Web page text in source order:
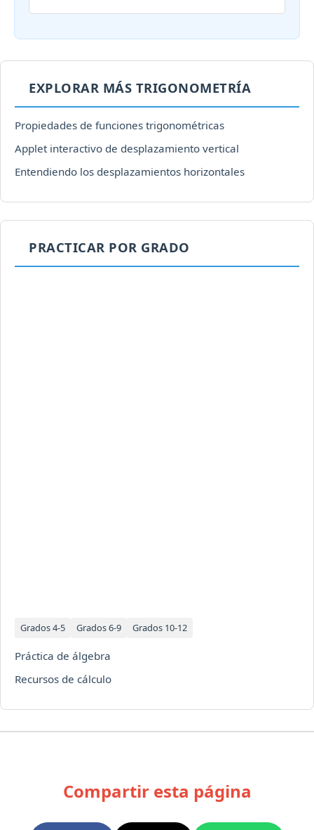
EXPLORAR MÁS TRIGONOMETRÍA
Propiedades de funciones trigonométricas
Applet interactivo de desplazamiento vertical
Entendiendo los desplazamientos horizontales
PRACTICAR POR GRADO
Grados 4-5 Grados 6-9 Grados 10-12
Práctica de álgebra
Recursos de cálculo
Compartir esta página